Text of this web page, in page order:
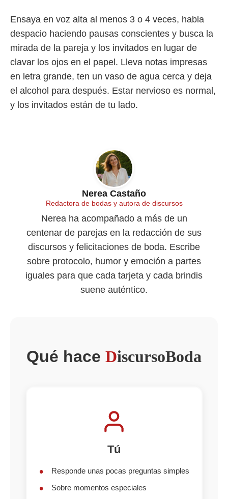
Ensaya en voz alta al menos 3 o 4 veces, habla
despacio haciendo pausas conscientes y busca la
mirada de la pareja y los invitados en lugar de
clavar los ojos en el papel. Lleva notas impresas
en letra grande, ten un vaso de agua cerca y deja
el alcohol para después. Estar nervioso es normal,
y los invitados están de tu lado.
Nerea Castaño
Redactora de bodas y autora de discursos
Nerea ha acompañado a más de un
centenar de parejas en la redacción de sus
discursos y felicitaciones de boda. Escribe
sobre protocolo, humor y emoción a partes
iguales para que cada tarjeta y cada brindis
suene auténtico.
Qué hace DiscursoBoda
Tú
Responde unas pocas preguntas simples
Sobre momentos especiales